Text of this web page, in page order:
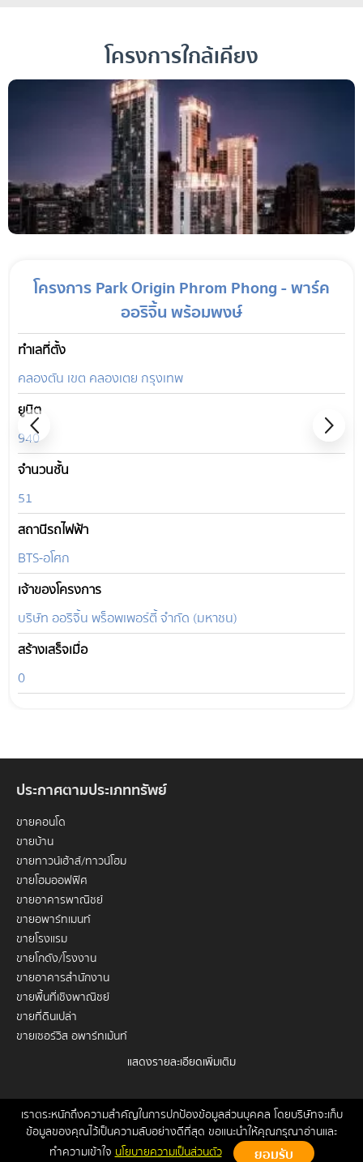
เราตระหนักถึงความสำคัญในการปกป้องข้อมูลส่วนบุคคล โดยบริษัทจะเก็บ
ข้อมูลของคุณไว้เป็นความลับอย่างดีที่สุด ขอแนะนำให้คุณกรุณาอ่านและ
ทำความเข้าใจนโยบายความเป็นส่วนตัว
โครงการใกล้เคียง
โครงการ Park Origin Phrom Phong - พาร์ค
ออริจิ้น พร้อมพงษ์
ทำเลที่ตั้ง
คลองตัน เขต คลองเตย กรุงเทพ
ยูนิต
940
จำนวนชั้น
51
สถานีรถไฟฟ้า
BTS-อโศก
เจ้าของโครงการ
บริษัท ออริจิ้น พร็อพเพอร์ตี้ จำกัด (มหาชน)
สร้างเสร็จเมื่อ
0
ประกาศตามประเภททรัพย์
ขายคอนโด
ขายบ้าน
ขายทาวน์เฮ้าส์/ทาวน์โฮม
ขายโฮมออฟฟิศ
ขายอาคารพาณิชย์
ขายอพาร์ทเมนท์
ขายโรงแรม
ขายโกดัง/โรงงาน
ขายอาคารสำนักงาน
ขายพื้นที่เชิงพาณิชย์
ขายที่ดินเปล่า
ขายเซอร์วิส อพาร์ทเม้นท์
เช่าบ้าน
เช่าทาวน์เฮ้าส์/ทาวน์โฮม
เช่าโฮมออฟฟิศ
เช่าอาคารพาณิชย์
แสดงรายละเอียดเพิ่มเติม
หน้าหลัก ขาย เช่า ฝากขาย/เช่า ข่าวสาร ติดต่อเรา
Site
Map
Copyrights © 2026, Connex Property